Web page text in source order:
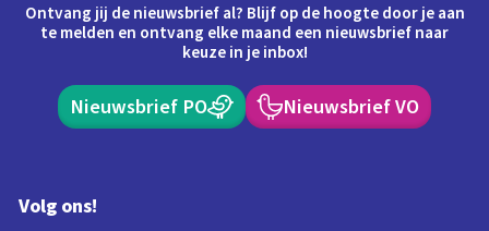
Ontvang jij de nieuwsbrief al? Blijf op de hoogte door je aan
te melden en ontvang elke maand een nieuwsbrief naar
keuze in je inbox!
Nieuwsbrief PO Nieuwsbrief VO
Volg ons!